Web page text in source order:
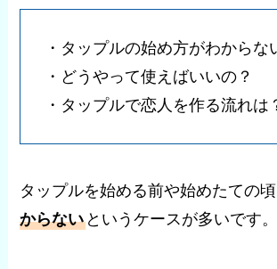
tt
er
・タップルの始め方がわからな
・どうやって使えばいいの？
・タップルで恋人を作る流れは
タップルを始める前や始めたての
からない というケースが多いです。